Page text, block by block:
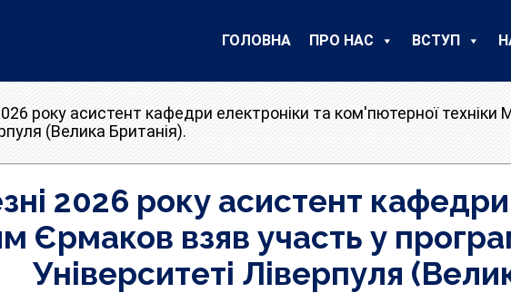
ГОЛОВНА ПРО НАС ВСТУП
року асистент кафедри електроніки та ком'пютерної
(Велика Британія).
2026 року асистент
Єрмаков взяв участь у
Університеті Ліверпуля